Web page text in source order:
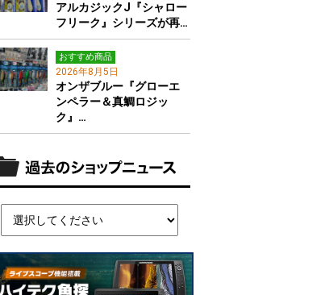
アルカジックJ『シャロー
フリーク』シリーズが再…
おすすめ商品
2026年8月5日
オンザブルー『グローエ
ンペラー＆真鯛ロジッ
ク』…